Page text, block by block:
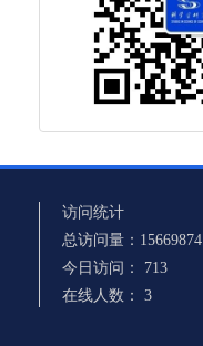
访问统计
总访问量： 15669874
今日访问： 713
在线人数： 3